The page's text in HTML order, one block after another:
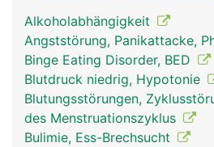
Alkoholabhängigkeit
Angststörung, Panikattacke,
Binge Eating Disorder, BED
Blutdruck niedrig, Hypotonie
Blutungsstörungen,
des Menstruationszyklus
Bulimie, Ess-Brechsucht